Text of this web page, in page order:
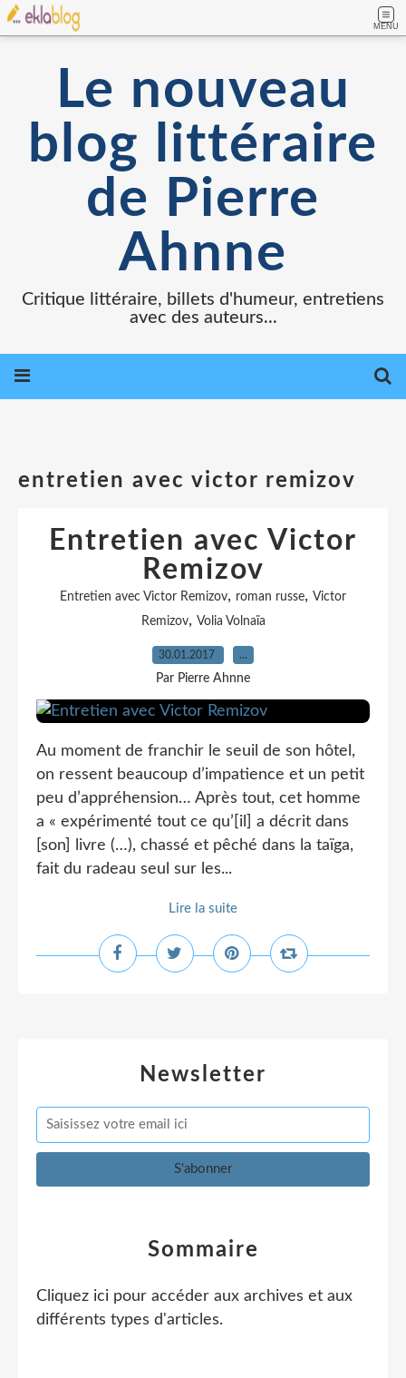
MENU
Le nouveau
blog littéraire
de Pierre
Ahnne
Critique littéraire, billets d'humeur, entretiens
avec des auteurs...
entretien avec victor remizov
Entretien avec Victor
Remizov
Entretien avec Victor Remizov, roman russe, Victor
Remizov, Volia Volnaïa
30.01.2017 …
Par Pierre Ahnne
Au moment de franchir le seuil de son hôtel,
on ressent beaucoup d’impatience et un petit
peu d’appréhension… Après tout, cet homme
a « expérimenté tout ce qu’[il] a décrit dans
[son] livre (…), chassé et pêché dans la taïga,
fait du radeau seul sur les...
Lire la suite
Newsletter
Sommaire
Cliquez ici pour accéder aux archives et aux
différents types d'articles.